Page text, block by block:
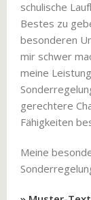
schulische
Bestes zu
besonderen
mir schwer
meine
gerechtere
Fähigkeiten
Meine